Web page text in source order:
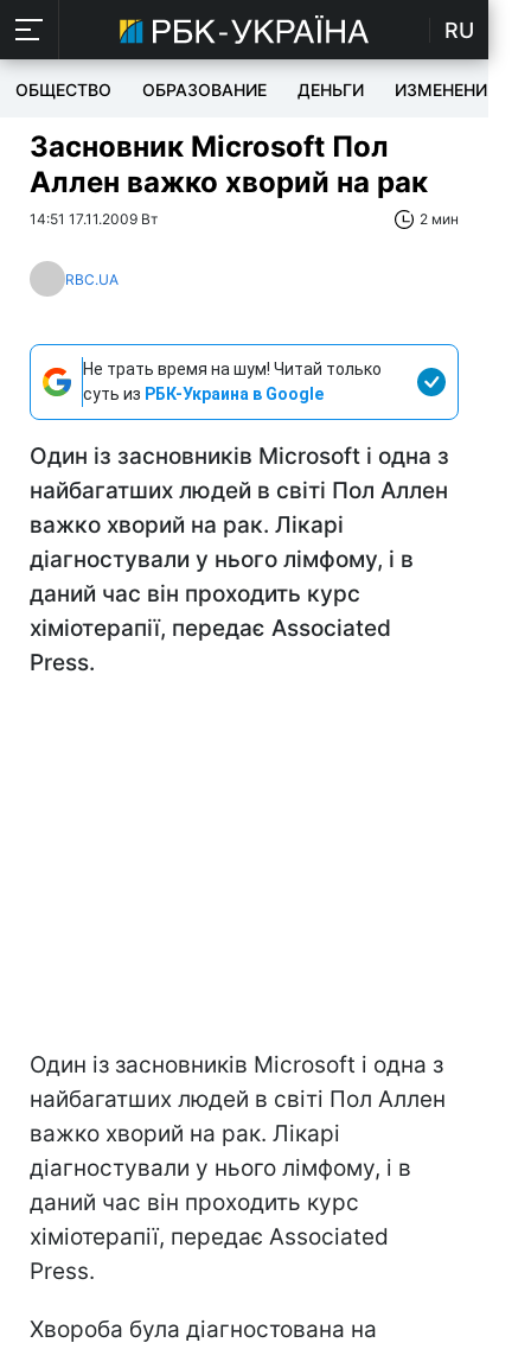
RU
ОБЩЕСТВО ОБРАЗОВАНИЕ ДЕНЬГИ ИЗМЕНЕНИЯ
Засновник Microsoft Пол
Аллен важко хворий на рак
14:51 17.11.2009 Вт 2 мин
RBC.UA
Не трать время на шум! Читай только
суть из РБК-Украина в Google
Один із засновників Microsoft і одна з
найбагатших людей в світі Пол Аллен
важко хворий на рак. Лікарі
діагностували у нього лімфому, і в
даний час він проходить курс
хіміотерапії, передає Associated
Press.
Один із засновників Microsoft і одна з
найбагатших людей в світі Пол Аллен
важко хворий на рак. Лікарі
діагностували у нього лімфому, і в
даний час він проходить курс
хіміотерапії, передає Associated
Press.
Хвороба була діагностована на